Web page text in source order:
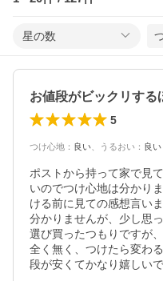
星の数
お値段がビックリする
5
つけ心地 ： 良い うるおい ： 良い
ポストから持って家で見
いのでつけ心地は分かり
ける前に見ての感想言い
分かりませんが、少し思
選び買ったつもりですが
全く無く、つけたら変わ
段が安くてかなり嬉しい